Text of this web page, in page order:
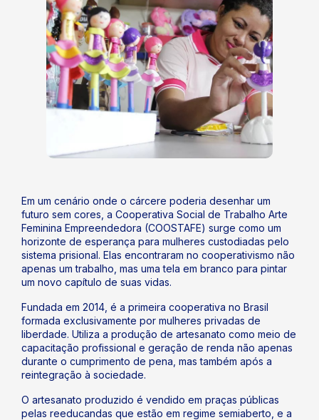
Em um cenário onde o cárcere poderia desenhar um
futuro sem cores, a Cooperativa Social de Trabalho Arte
Feminina Empreendedora (COOSTAFE) surge como um
horizonte de esperança para mulheres custodiadas pelo
sistema prisional. Elas encontraram no cooperativismo não
apenas um trabalho, mas uma tela em branco para pintar
um novo capítulo de suas vidas.
Fundada em 2014, é a primeira cooperativa no Brasil
formada exclusivamente por mulheres privadas de
liberdade. Utiliza a produção de artesanato como meio de
capacitação profissional e geração de renda não apenas
durante o cumprimento de pena, mas também após a
reintegração à sociedade.
O artesanato produzido é vendido em praças públicas
pelas reeducandas que estão em regime semiaberto, e a